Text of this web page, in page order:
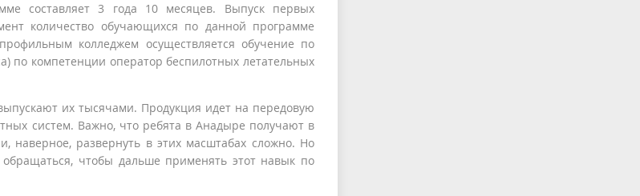
составляет 3 года 10 месяцев. Выпуск первых
количество обучающихся по данной программе
колледжем осуществляется обучение по
по компетенции оператор беспилотных летательных
их тысячами. Продукция идет на передовую
систем. Важно, что ребята в Анадыре получают в
наверное, развернуть в этих масштабах сложно. Но
чтобы дальше применять этот навык по